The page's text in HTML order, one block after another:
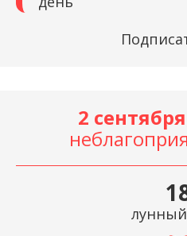
2 сентября